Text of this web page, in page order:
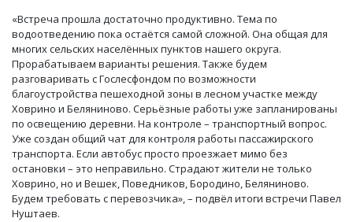
«Встреча прошла достаточно продуктивно. Тема по
водоотведению пока остаётся самой сложной. Она общая для
многих сельских населённых пунктов нашего округа.
Прорабатываем варианты решения. Также будем
разговаривать с Гослесфондом по возможности
благоустройства пешеходной зоны в лесном участке между
Ховрино и Беляниново. Серьёзные работы уже запланированы
по освещению деревни. На контроле – транспортный вопрос.
Уже создан общий чат для контроля работы пассажирского
транспорта. Если автобус просто проезжает мимо без
остановки – это неправильно. Страдают жители не только
Ховрино, но и Вешек, Поведников, Бородино, Беляниново.
Будем требовать с перевозчика», – подвёл итоги встречи Павел
Нуштаев.